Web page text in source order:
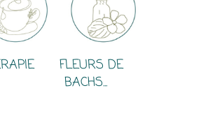
FLEURS DE
BACHS...